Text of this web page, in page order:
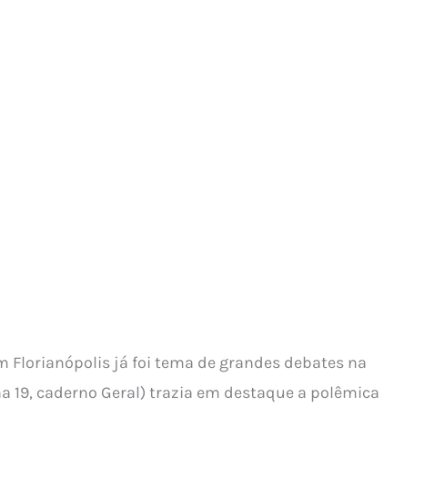
Florianópolis já foi tema de grandes debates na
19, caderno Geral) trazia em destaque a polêmica